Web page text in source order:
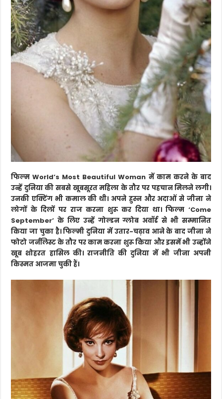
फिल्म World’s Most Beautiful Woman में काम करने के बाद
उन्हें दुनिया की सबसे खूबसूरत महिला के तौर पर पहचान मिलने लगी।
उनकी एक्टिंग भी कमाल की थी। अपने हुस्न और अदाओं से जीना ने
लोगों के दिलों पर राज करना शुरू कर दिया था। फिल्म ‘Come
September’ के लिए उन्हें गोल्डन ग्लोब अवॉर्ड से भी सम्मानित
किया जा चुका है। फिल्मी दुनिया में उतार-चढ़ाव आने के बाद जीना ने
फोटो जर्नलिस्ट के तौर पर काम करना शुरू किया और इसमें भी उन्होंने
खूब शोहरत हासिल की। राजनीति की दुनिया में भी जीना अपनी
किस्मत आजमा चुकी हैं।